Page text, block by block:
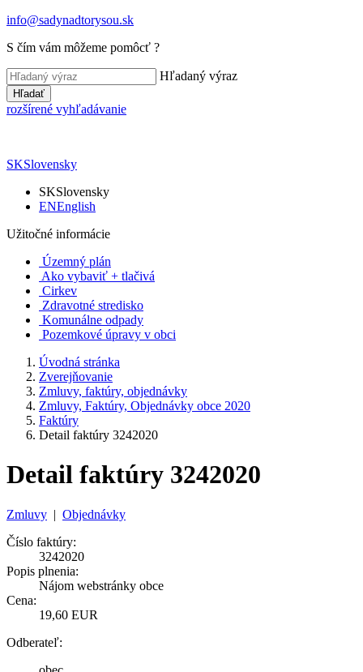
info@sadynadtorysou.sk
S čím vám môžeme pomôcť ?
Hľadaný výraz
Hľadať
rozšírené vyhľadávanie
SKSlovensky
SKSlovensky
ENEnglish
Užitočné informácie
Územný plán
Ako vybaviť + tlačivá
Cirkev
Zdravotné stredisko
Komunálne odpady
Pozemkové úpravy v obci
Úvodná stránka
Zverejňovanie
Zmluvy, faktúry, objednávky
Zmluvy, Faktúry, Objednávky obce 2020
Faktúry
Detail faktúry 3242020
Detail faktúry 3242020
Zmluvy | Objednávky
Číslo faktúry:
3242020
Popis plnenia:
Nájom webstránky obce
Cena:
19,60 EUR
Odberateľ: